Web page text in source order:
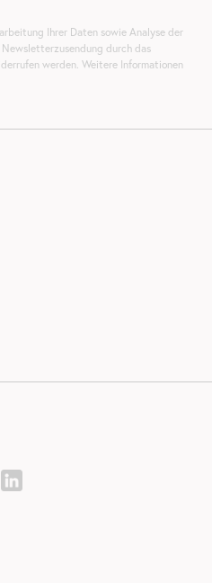
Ihrer Daten sowie Analyse der
durch das
werden. Weitere Informationen